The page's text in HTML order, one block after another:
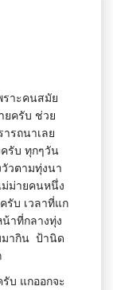
ราะคนสมัย
ยครับ ช่วย
รถนาเลย
รับ ทุกๆวัน
วตามทุ่งนา
ม่ายคนหนึ่ง
รับ เวลาที่แก
น้าที่กลางทุ่ง
มากิน ป้านิด
บ แกออกจะ